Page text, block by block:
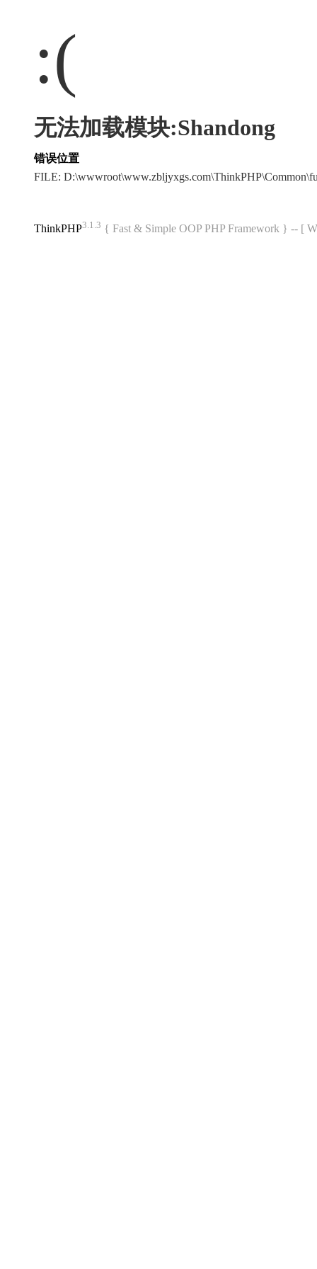
:(
无法加载模块:Shandong
错误位置
FILE:
ThinkPHP3.1.3 { Fast & Simple OOP PHP Framework } -- [